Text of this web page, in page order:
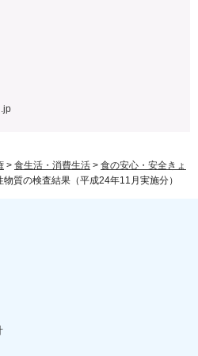
> 食生活・消費生活 > 食の安心・安全きょ
質の検査結果（平成24年11月実施分）